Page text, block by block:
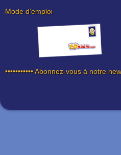
Mode d'emploi
••••••••••• Abonnez-vous à notre